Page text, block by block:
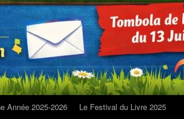
Année 2025-2026
Le Festival du Livre 2025